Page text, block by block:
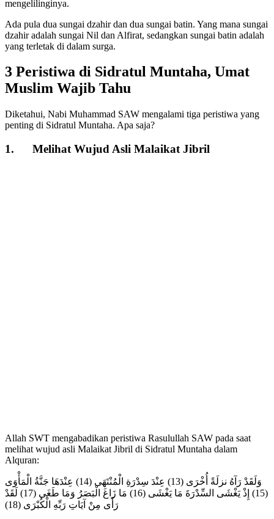
mengelilinginya.
Ada pula dua sungai dzahir dan dua sungai batin. Yang mana sungai
dzahir adalah sungai Nil dan Alfirat, sedangkan sungai batin adalah
yang terletak di dalam surga.
3 Peristiwa di Sidratul Muntaha, Umat
Muslim Wajib Tahu
Diketahui, Nabi Muhammad SAW mengalami tiga peristiwa yang
penting di Sidratul Muntaha. Apa saja?
1. Melihat Wujud Asli Malaikat Jibril
Allah SWT mengabadikan peristiwa Rasulullah SAW pada saat
melihat wujud asli Malaikat Jibril di Sidratul Muntaha dalam
Alquran:
وَلَقَدْ رَآهُ نزلَةً أُخْرَى (13) عِنْدَ سِدْرَةِ الْمُنْتَهَى (14) عِنْدَهَا جَنَّةُ الْمَأْوَى
(15) إِذْ يَغْشَى السِّدْرَةَ مَا يَغْشَى (16) مَا زَاغَ الْبَصَرُ وَمَا طَغَى (17) لَقَدْ
رَأَى مِنْ آيَاتِ رَبِّهِ الْكُبْرَى (18)